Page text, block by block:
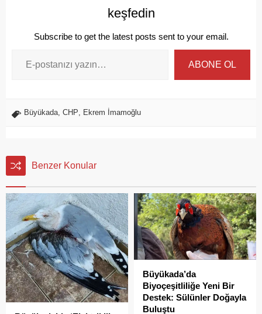
keşfedin
Subscribe to get the latest posts sent to your email.
ABONE OL
Büyükada CHP Ekrem İmamoğlu
Benzer Konular
Büyükada’da
Biyoçeşitliliğe Yeni Bir
Destek: Sülünler Doğayla
Buluştu